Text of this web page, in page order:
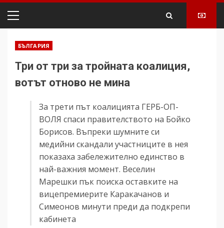
Primary
БЪЛГАРИЯ
Три от три за тройната коалиция,
вотът отново не мина
За трети път коалицията ГЕРБ-ОП-
ВОЛЯ спаси правителството на Бойко
Борисов. Въпреки шумните си
медийни скандали участниците в нея
показаха забележително единство в
най-важния момент. Веселин
Марешки пък поиска оставките на
вицепремиерите Каракачанов и
Симеонов минути преди да подкрепи
кабинета